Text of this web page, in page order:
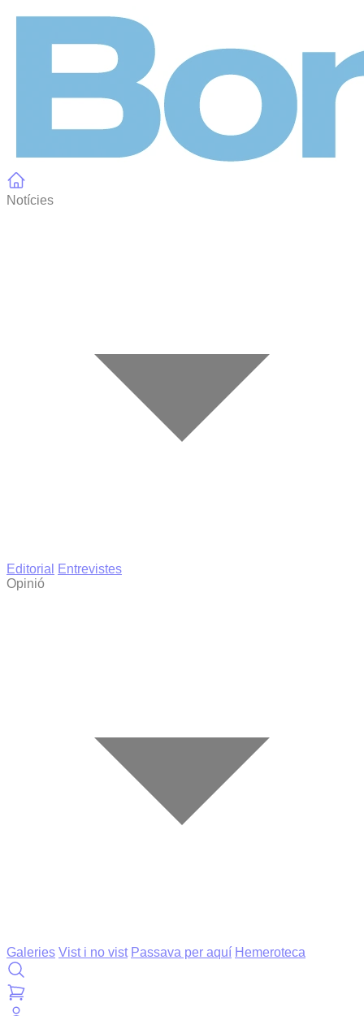
Notícies
Editorial
Entrevistes
Opinió
Galeries Vist i no vist Passava per aquí Hemeroteca